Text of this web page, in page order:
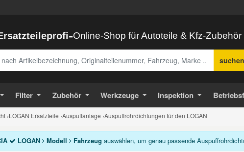
-Online-Shop für Autoteile & Kfz-Zubehör
suchen
Filter Zubehör Werkzeuge Inspektion
›LOGAN Ersatzteile ›Auspuffanlage ›Auspuffrohrdichtungen für den LOGAN
LOGAN Modell Fahrzeug auswählen, um genau passende